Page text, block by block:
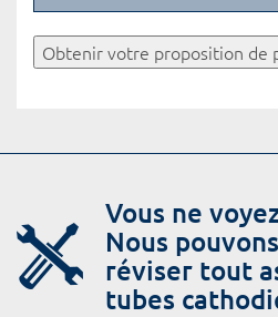
Obtenir votre proposition de
Vous ne
Nous
réviser tout
tubes